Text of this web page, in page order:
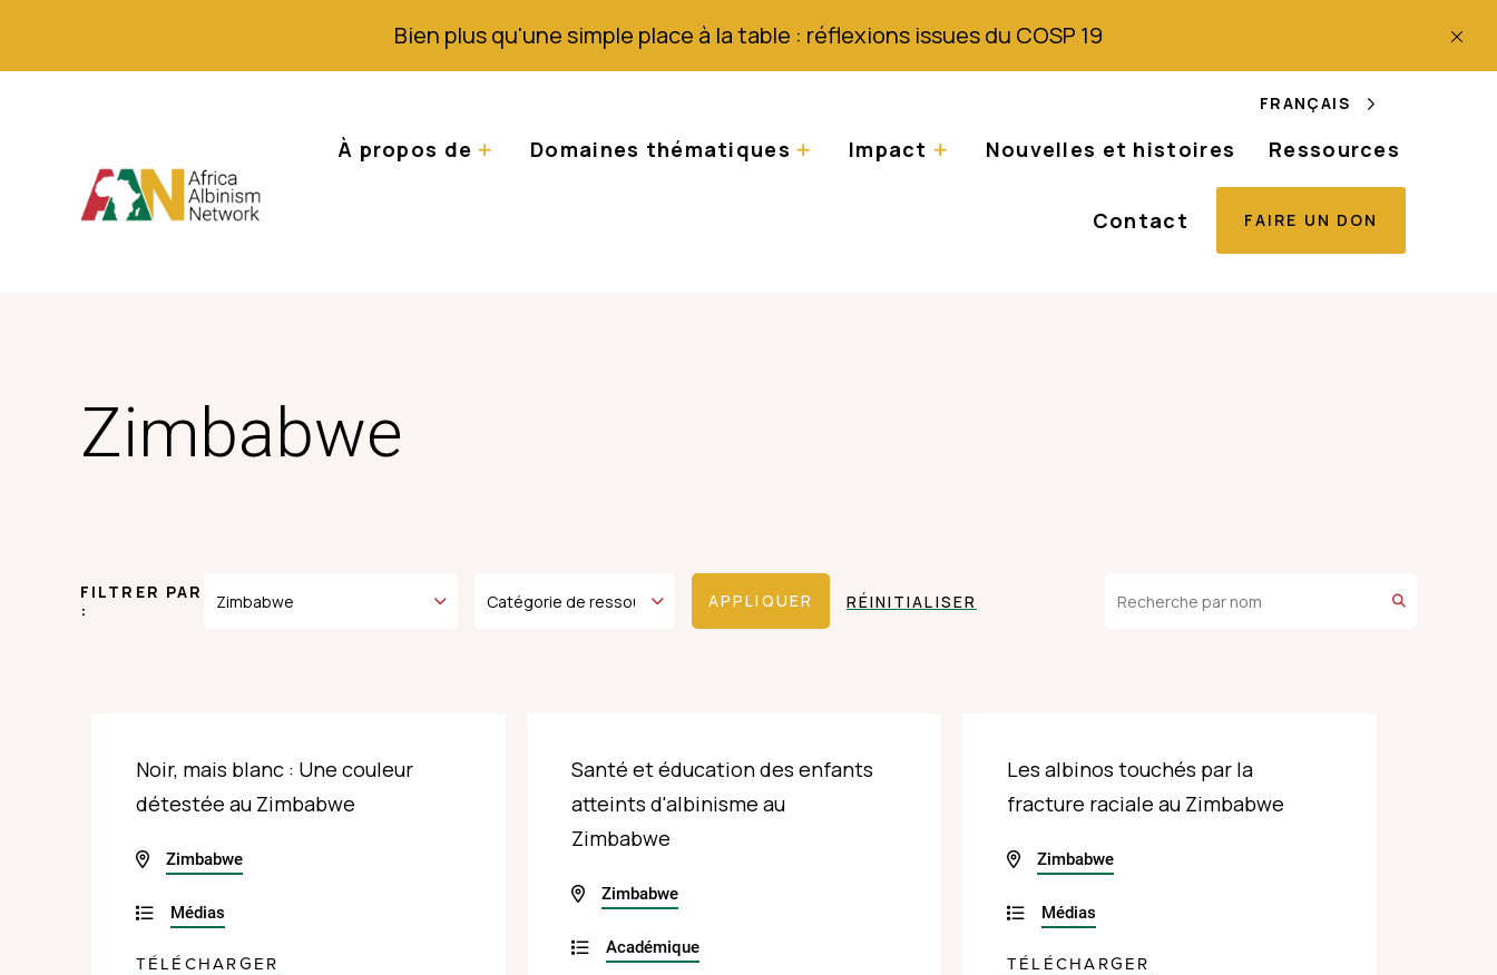
Bien plus qu'une simple place à la table : réflexions issues du COSP 19
FRANÇAIS
À propos de Domaines thématiques Impact Nouvelles et histoires Ressources
Contact FAIRE UN DON
Zimbabwe
FILTRER PAR
:
RÉINITIALISER
Noir, mais blanc : Une couleur
détestée au Zimbabwe
Zimbabwe
Médias
TÉLÉCHARGER
Santé et éducation des enfants
atteints d'albinisme au
Zimbabwe
Zimbabwe
Académique
Les albinos touchés par la
fracture raciale au Zimbabwe
Zimbabwe
Médias
TÉLÉCHARGER